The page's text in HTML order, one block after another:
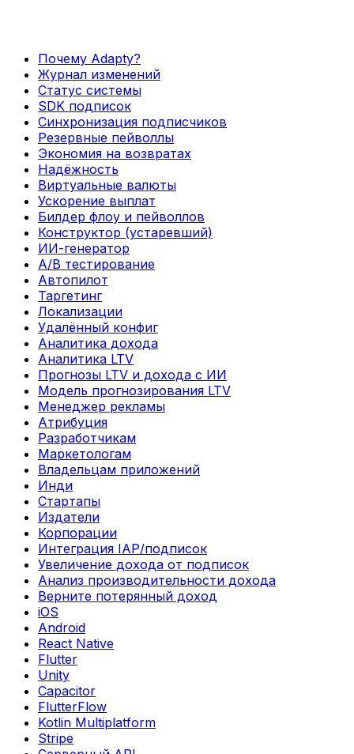
Почему Adapty?
Журнал изменений
Статус системы
SDK подписок
Синхронизация подписчиков
Резервные пейволлы
Экономия на возвратах
Надёжность
Виртуальные валюты
Ускорение выплат
Билдер флоу и пейволлов
Конструктор (устаревший)
ИИ-генератор
А/В тестирование
Автопилот
Таргетинг
Локализации
Удалённый конфиг
Аналитика дохода
Аналитика LTV
Прогнозы LTV и дохода с ИИ
Модель прогнозирования LTV
Менеджер рекламы
Атрибуция
Разработчикам
Маркетологам
Владельцам приложений
Инди
Стартапы
Издатели
Корпорации
Интеграция IAP/подписок
Увеличение дохода от подписок
Анализ производительности дохода
Верните потерянный доход
iOS
Android
React Native
Flutter
Unity
Capacitor
FlutterFlow
Kotlin Multiplatform
Stripe